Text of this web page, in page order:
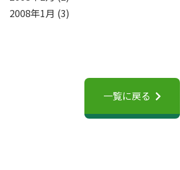
2008年1月 (3)
一覧に戻る